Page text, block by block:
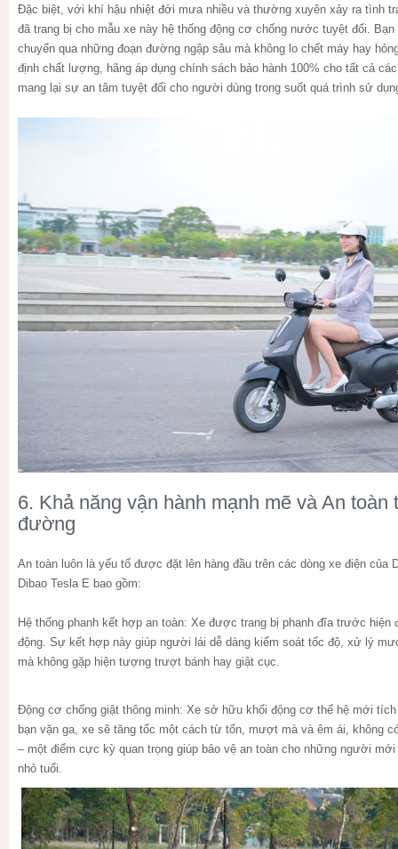
Đặc biệt, với khí hậu nhiệt đới mưa nhiều và thường xuyên xảy ra tình
đã trang bị cho mẫu xe này hệ thống động cơ chống nước tuyệt đối.
chuyển qua những đoạn đường ngập sâu mà không lo chết máy hay
định chất lượng, hãng áp dụng chính sách bảo hành 100% cho tất cả
mang lại sự an tâm tuyệt đối cho người dùng trong suốt quá trình sử
6. Khả năng vận hành mạnh mẽ và An toàn
đường
An toàn luôn là yếu tố được đặt lên hàng đầu trên các dòng xe điện của
Dibao Tesla E bao gồm:
Hệ thống phanh kết hợp an toàn: Xe được trang bị phanh đĩa trước hiện
động. Sự kết hợp này giúp người lái dễ dàng kiểm soát tốc độ, xử lý
mà không gặp hiện tượng trượt bánh hay giật cục.
Động cơ chống giật thông minh: Xe sở hữu khối động cơ thế hệ mới
bạn vặn ga, xe sẽ tăng tốc một cách từ tốn, mượt mà và êm ái, không
– một điểm cực kỳ quan trọng giúp bảo vệ an toàn cho những người
nhỏ tuổi.